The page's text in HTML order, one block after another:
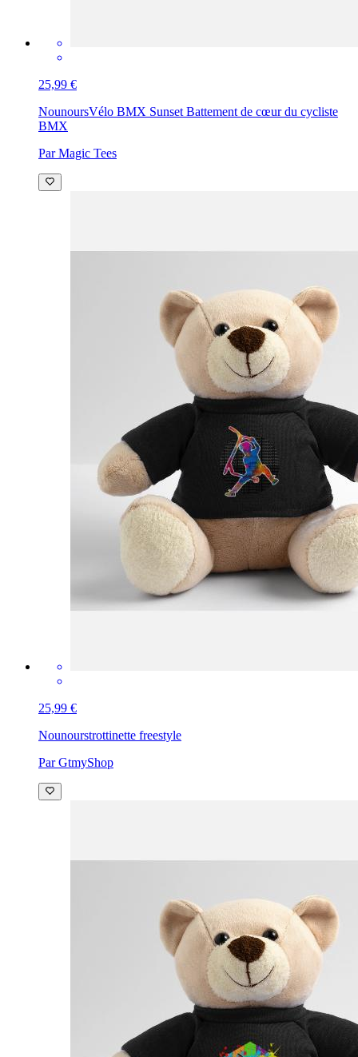
25,99 €
NounoursVélo BMX Sunset Battement de cœur du cycliste
BMX
Par Magic Tees
25,99 €
Nounourstrottinette freestyle
Par GtmyShop